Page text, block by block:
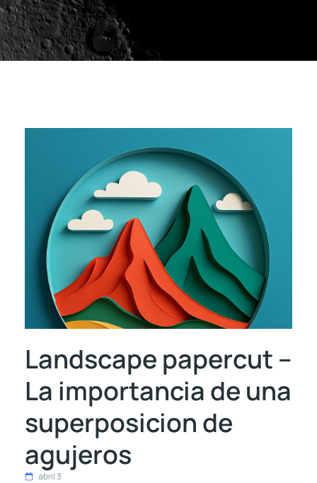
Landscape papercut –
La importancia de una
superposicion de
agujeros
abril 3